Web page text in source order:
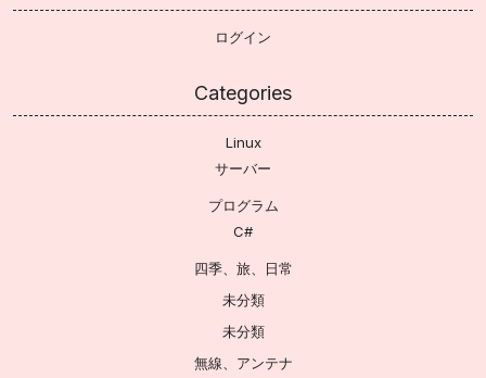
ログイン
Categories
Linux
サーバー
プログラム
C#
四季、旅、日常
未分類
未分類
無線、アンテナ